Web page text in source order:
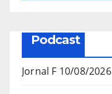
Podcast
Jornal F 10/08/2026